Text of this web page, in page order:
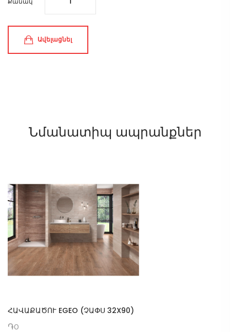
Ավելացնել
Նմանատիպ ապրանքներ
ՀԱՎԱՔԱԾՈՒ EGEO (ՉԱՓՍ 32X90)
֏0